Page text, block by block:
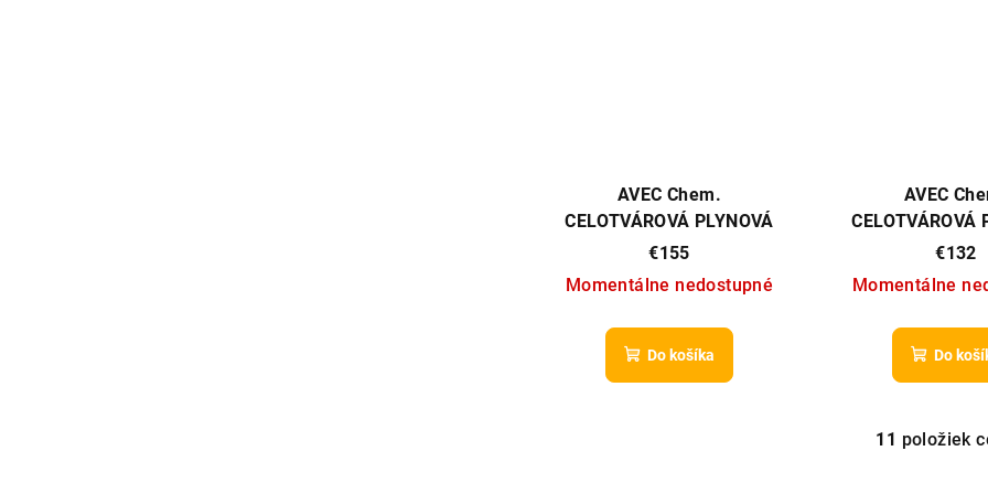
CELOTVÁROVÁ PLYNOVÁ
MASKA CM-6 (M) so
systémom pitia
AVEC Chem.
€155
Momentálne nedostupné
Do košíka
CELOTVÁROVÁ
MASKA
AVEC
€132
Momentálne
Do
O
11 položiek